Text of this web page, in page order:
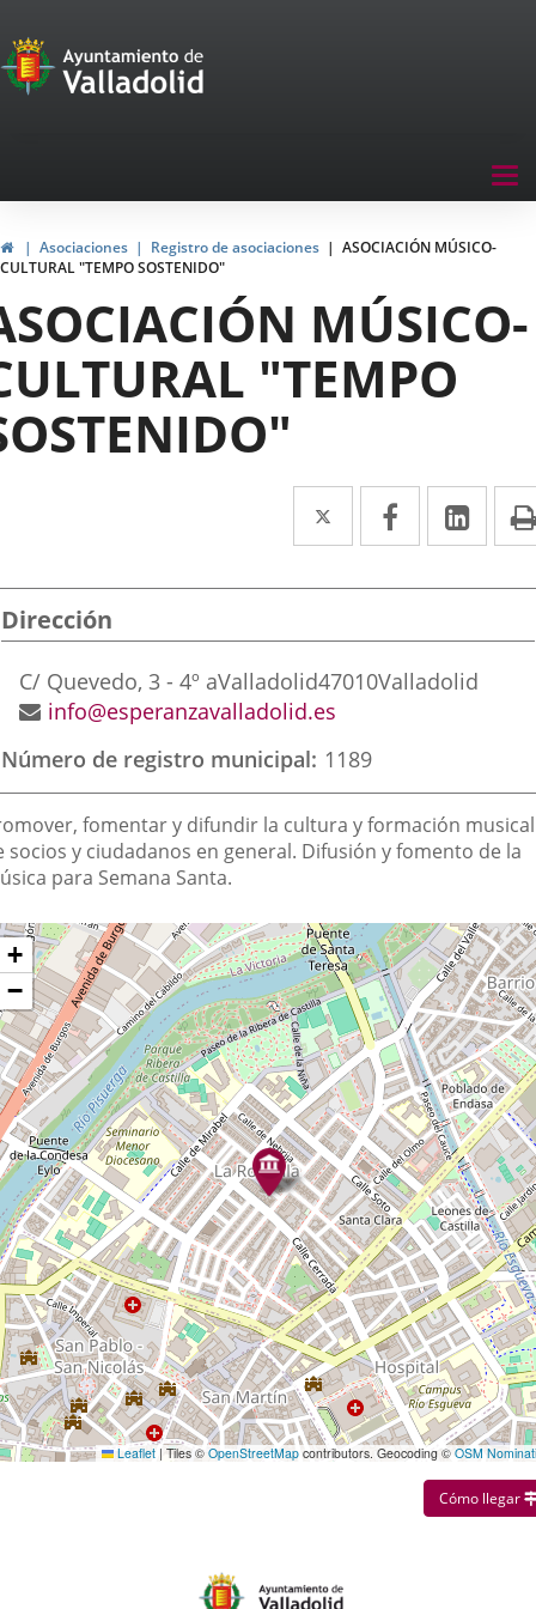
Portal
de
navegación
InicioAsociaciones Registro de asociaciones
ASOCIACIÓN MÚSICO-
CULTURAL "TEMPO SOSTENIDO"
MÚSICO-
"TEMPO
Twitter
Enlace
a
una
externa.
Facebook
Enlace
a
una
externa.
a
una
Dirección
Dirección
postal
C/ Quevedo, 3 - 4º aValladolid47010Valladolid
Dirección
correo
electrónico
info@esperanzavalladolid.es
Número de registro municipal 1189
fomentar y difundir la cultura y formación musical
socios y ciudadanos en general. Difusión y fomento de la
para Semana Santa.
+
−
Leaflet | Tiles © OpenStreetMap contributors. Geocoding © OSM
Cómo llegar